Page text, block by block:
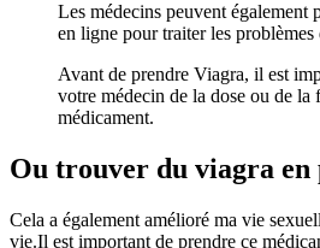
Les médecins peuvent également
en ligne pour traiter les problèmes
Avant de prendre Viagra, il est
votre médecin de la dose ou de la
médicament.
Ou trouver du viagra en
Cela a également amélioré ma vie
vie.Il est important de prendre ce